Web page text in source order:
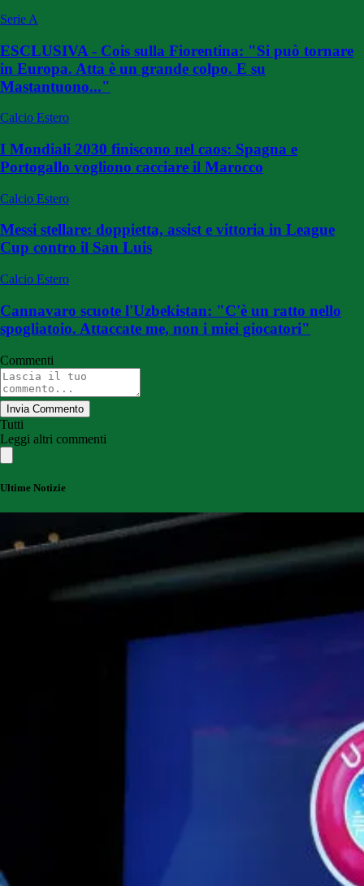
Serie A
ESCLUSIVA - Cois sulla Fiorentina: "Si può tornare
in Europa. Atta è un grande colpo. E su
Mastantuono..."
Calcio Estero
I Mondiali 2030 finiscono nel caos: Spagna e
Portogallo vogliono cacciare il Marocco
Calcio Estero
Messi stellare: doppietta, assist e vittoria in League
Cup contro il San Luis
Calcio Estero
Cannavaro scuote l'Uzbekistan: "C'è un ratto nello
spogliatoio. Attaccate me, non i miei giocatori"
Commenti
Invia Commento
Tutti
Leggi altri commenti
Ultime Notizie